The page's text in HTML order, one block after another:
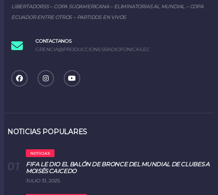
LIBERTADORSS – COPA SUDAMERICANA – ELIMINATORIAS AL MUNDIAL – COPA
ECUADOR ENTRE OTROS – PARTIDOS EN VIVOS
CONTACTANOS
GRENCIA@PRODUCCIONESRADIOFONICAS.EC
NOTICIAS POPULARES
NOTICIAS
FIFA LE DIO EL BALÓN DE BRONCE DEL MUNDIAL DE CLUBES A
MOISÉS CAICEDO
JULIO 31, 2025